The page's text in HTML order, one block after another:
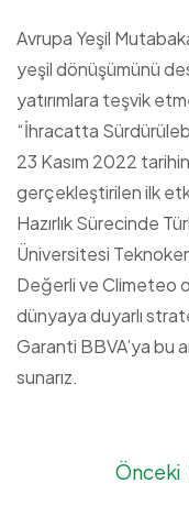
Avrupa Yeşil
yeşil dönüşümünü
yatırımlara teşvik
“İhracatta
23 Kasım 2022
gerçekleştirilen ilk
Hazırlık Sürecinde
Üniversitesi
Değerli ve Climeteo
dünyaya duyarlı
Garanti BBVA’ya bu
sunarız.
Önceki